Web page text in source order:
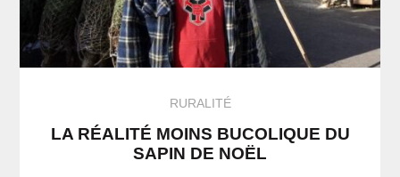
RURALITÉ
LA RÉALITÉ MOINS BUCOLIQUE DU
SAPIN DE NOËL